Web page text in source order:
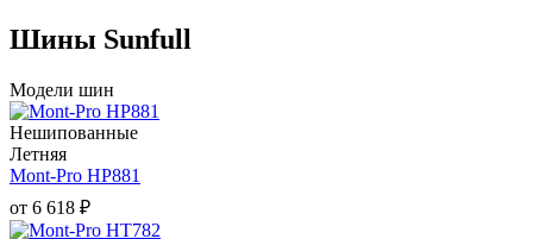
Шины Sunfull
Модели шин
Нешипованные
Летняя
Mont-Pro HP881
от 6 618 ₽